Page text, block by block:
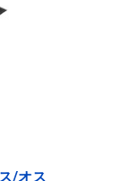
/オス